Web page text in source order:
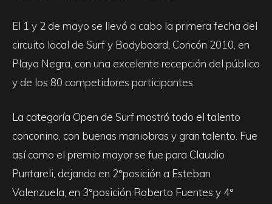
El 1 y 2 de mayo se llevó a cabo la primera fecha del
circuito local de Surf y Bodyboard, Concón 2010, en
Playa Negra, con una excelente recepción del público
y de los 80 competidores participantes.
La categoría Open de Surf mostró todo el talento
conconino, con buenas maniobras y gran talento. Fue
así como el premio mayor se fue para Claudio
Puntareli, dejando en 2°posición a Esteban
Valenzuela, en 3°posición Roberto Fuentes y 4°